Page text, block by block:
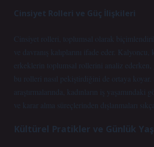
Cinsiyet Rolleri ve Güç İlişkileri
Cinsiyet rolleri, toplumsal olarak
ve davranış kalıplarını ifade eder. Kalyoncu,
erkeklerin toplumsal rollerini analiz ederken,
bu rolleri nasıl pekiştirdiğini de ortaya koyar.
araştırmalarında, kadınların iş yaşamındaki
ve karar alma süreçlerinden dışlanmaları
Kültürel Pratikler ve Günlük